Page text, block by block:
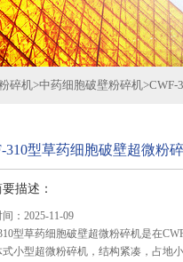
碎机>中药细胞破壁粉碎机>CWF-
310型草药细胞破壁超微粉
描述：
：2025-11-09
型草药细胞破壁超微粉碎机是在
式小型超微粉碎机，结构紧凑，占地